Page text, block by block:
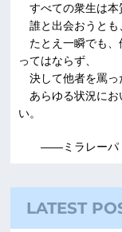
すべての衆生は本
誰と出会おうとも
たとえ一瞬でも、
ってはならず、
決して他者を罵っ
あらゆる状況にお
い。
――ミラレーパ
LATEST